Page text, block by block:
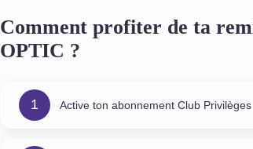
Comment profiter de ta
OPTIC ?
1 Active ton abonnement Club Privilèges